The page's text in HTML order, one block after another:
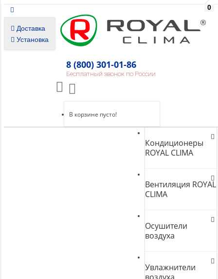
Доставка
Установка
8 (800) 301-01-86
Бесплатный звонок по России
0
В корзине пусто!
Кондиционеры
ROYAL CLIMA
Вентиляция ROYAL
CLIMA
Осушители
воздуха
Увлажнители